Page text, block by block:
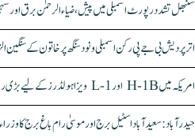
سنبھل تشدد رپورٹ اسمبلی میں پیش، ضیاء الرحمٰن برق اور
اتر پردیش بی جے پی رکن اسمبلی ونود سنگھ پر خاتون کے سنگین
امریکہ میں H-1B اور L-1 ویزا ہولڈرز کے لیے بڑی راحت، اب ملک چھوڑے بغیر ویزا تجدید ممکن
حیدرآباد: سعیدآباد اسٹیل برج اور موسیٰ رام باغ برج کا